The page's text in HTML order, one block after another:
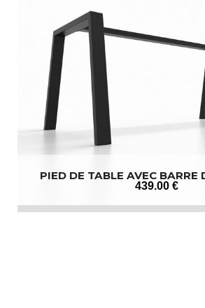
PIED DE TABLE AVEC BARRE
439.00 €